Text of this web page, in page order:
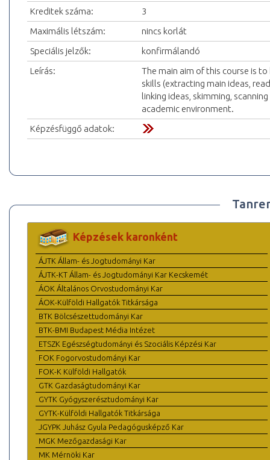
Kreditek száma:
3
Maximális létszám:
nincs korlát
Speciális jelzők:
konfirmálandó
Leírás:
The main aim of this course is
skills (extracting main ideas,
linking ideas, skimming,
academic environment.
Képzésfüggő adatok:
Képzések karonként
ÁJTK Állam- és Jogtudományi Kar
ÁJTK-KT Állam- és Jogtudományi Kar Kecskemét
ÁOK Általános Orvostudományi Kar
ÁOK-Külföldi Hallgatók Titkársága
BTK Bölcsészettudományi Kar
BTK-BMI Budapest Média Intézet
ETSZK Egészségtudományi és Szociális Képzési Kar
FOK Fogorvostudományi Kar
FOK-K Külföldi Hallgatók
GTK Gazdaságtudományi Kar
GYTK Gyógyszerésztudományi Kar
GYTK-Külföldi Hallgatók Titkársága
JGYPK Juhász Gyula Pedagógusképző Kar
MGK Mezőgazdasági Kar
MK Mérnöki Kar